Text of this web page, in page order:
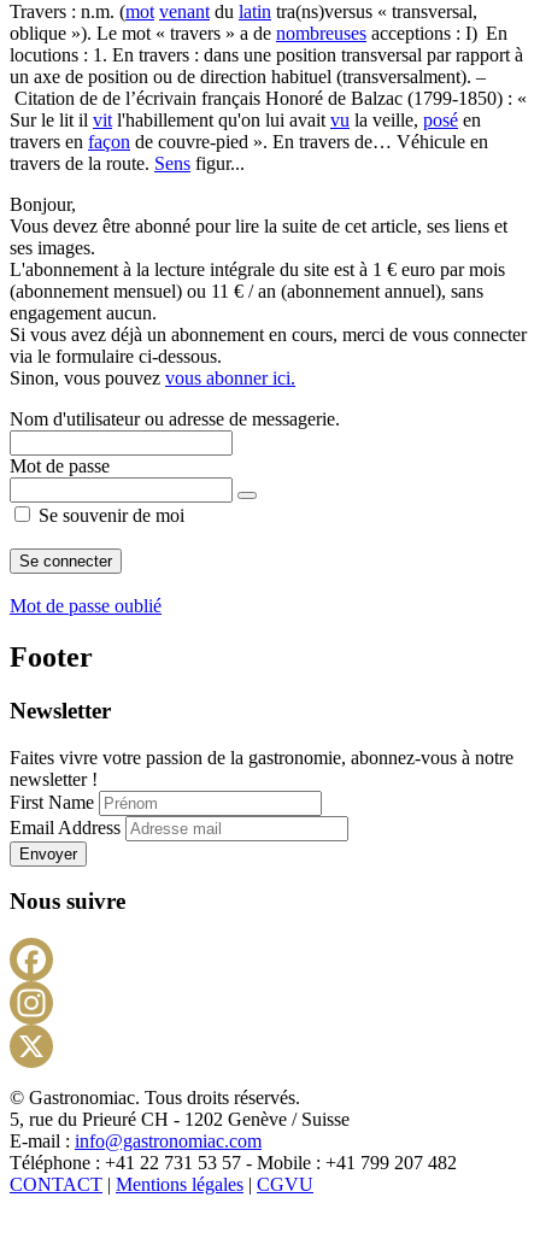
Travers : n.m. (mot venant du latin tra(ns)versus « transversal,
oblique »). Le mot « travers » a de nombreuses acceptions : I) En
locutions : 1. En travers : dans une position transversal par rapport à
un axe de position ou de direction habituel (transversalment). –
Citation de de l’écrivain français Honoré de Balzac (1799-1850) : «
Sur le lit il vit l'habillement qu'on lui avait vu la veille, posé en
travers en façon de couvre-pied ». En travers de… Véhicule en
travers de la route. Sens figur...
Bonjour,
Vous devez être abonné pour lire la suite de cet article, ses liens et
ses images.
L'abonnement à la lecture intégrale du site est à 1 € euro par mois
(abonnement mensuel) ou 11 € / an (abonnement annuel), sans
engagement aucun.
Si vous avez déjà un abonnement en cours, merci de vous connecter
via le formulaire ci-dessous.
Sinon, vous pouvez vous abonner ici.
Nom d'utilisateur ou adresse de messagerie.
Mot de passe
Se souvenir de moi
Mot de passe oublié
Footer
Newsletter
Faites vivre votre passion de la gastronomie, abonnez-vous à notre
newsletter !
First Name
Email Address
Envoyer
Nous suivre
X
© Gastronomiac. Tous droits réservés.
5, rue du Prieuré CH - 1202 Genève / Suisse
E-mail : info@gastronomiac.com
Téléphone : +41 22 731 53 57 - Mobile : +41 799 207 482
CONTACT | Mentions légales | CGVU